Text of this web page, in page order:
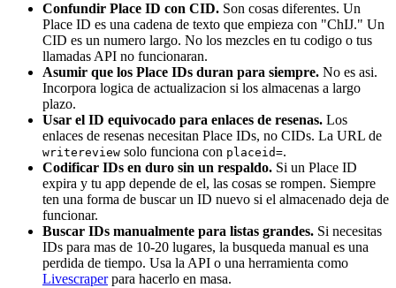
Confundir Place ID con CID. Son cosas diferentes. Un
Place ID es una cadena de texto que empieza con "ChIJ." Un
CID es un numero largo. No los mezcles en tu codigo o tus
llamadas API no funcionaran.
Asumir que los Place IDs duran para siempre. No es asi.
Incorpora logica de actualizacion si los almacenas a largo
plazo.
Usar el ID equivocado para enlaces de resenas. Los
enlaces de resenas necesitan Place IDs, no CIDs. La URL de
writereview solo funciona con placeid=.
Codificar IDs en duro sin un respaldo. Si un Place ID
expira y tu app depende de el, las cosas se rompen. Siempre
ten una forma de buscar un ID nuevo si el almacenado deja de
funcionar.
Buscar IDs manualmente para listas grandes. Si necesitas
IDs para mas de 10-20 lugares, la busqueda manual es una
perdida de tiempo. Usa la API o una herramienta como
Livescraperpara hacerlo en masa.